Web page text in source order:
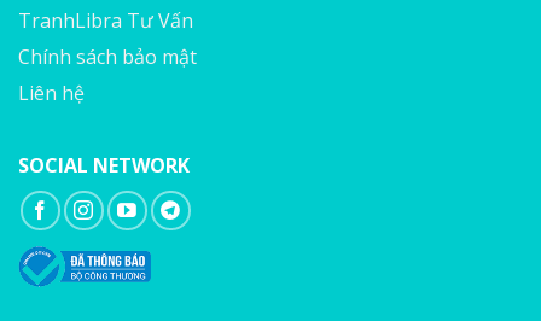
TranhLibra Tư Vấn
Chính sách bảo mật
Liên hệ
SOCIAL NETWORK